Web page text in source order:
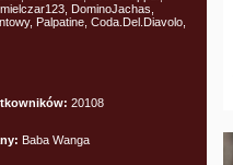
DominoJachas,
Palpatine, Coda.Del.Diavolo,
20108
Baba Wanga